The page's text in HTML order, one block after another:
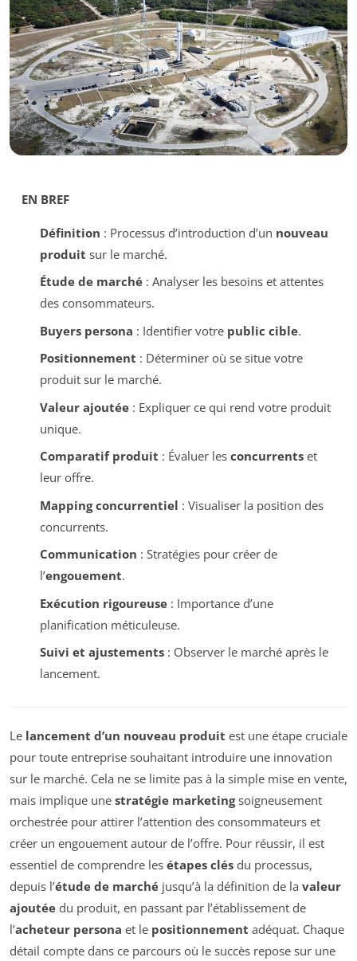
EN BREF
Définition : Processus d’introduction d’un nouveau
produit sur le marché.
Étude de marché: Analyser les besoins et attentes
des consommateurs.
Buyers persona : Identifier votre public cible.
Positionnement : Déterminer où se situe votre
produit sur le marché.
Valeur ajoutée: Expliquer ce qui rend votre produit
unique.
Comparatif produit : Évaluer les concurrentset
leur offre.
Mapping concurrentiel : Visualiser la position des
concurrents.
Communication : Stratégies pour créer de
l’engouement.
Exécution rigoureuse: Importance d’une
planification méticuleuse.
Suivi et ajustements: Observer le marché après le
lancement.
Le lancement d’un nouveau produit est une étape cruciale
pour toute entreprise souhaitant introduire une innovation
sur le marché. Cela ne se limite pas à la simple mise en vente,
mais implique une stratégie marketingsoigneusement
orchestrée pour attirer l’attention des consommateurs et
créer un engouement autour de l’offre. Pour réussir, il est
essentiel de comprendre les étapes clés du processus,
depuis l’étude de marché jusqu’à la définition de la valeur
ajoutée du produit, en passant par l’établissement de
l’acheteur persona et le positionnement adéquat. Chaque
détail compte dans ce parcours où le succès repose sur une